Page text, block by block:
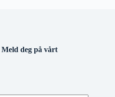
Meld deg på vårt